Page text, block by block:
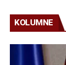
KOLUMNE